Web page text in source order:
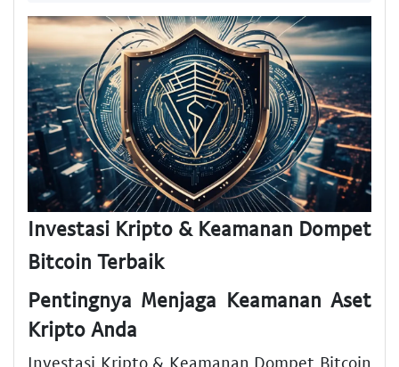
Investasi Kripto & Keamanan Dompet
Bitcoin Terbaik
Pentingnya Menjaga Keamanan Aset
Kripto Anda
Investasi Kripto & Keamanan Dompet Bitcoin